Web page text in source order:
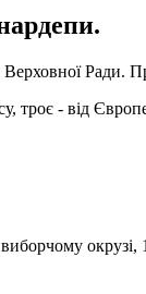
Верховної
- від